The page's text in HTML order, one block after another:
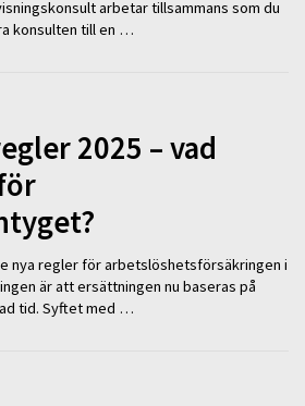
arbetar tillsammans som du
konsulten till en …
2025 – vad
nya regler för arbetslöshetsförsäkringen i
är att ersättningen nu baseras på
tid. Syftet med …